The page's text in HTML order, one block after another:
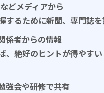
どメディアから
るために新聞、専門誌
係者からの情報
、絶好のヒントが得やすい
強会や研修で共有